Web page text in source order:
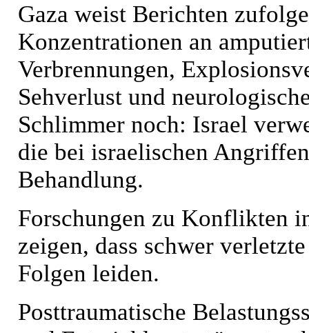
Gaza weist Berichten
Konzentrationen an
Verbrennungen,
Sehverlust und
Schlimmer noch: Israel
die bei israelischen
Behandlung.
Forschungen zu Konflikten
zeigen, dass schwer
Folgen leiden.
Posttraumatische